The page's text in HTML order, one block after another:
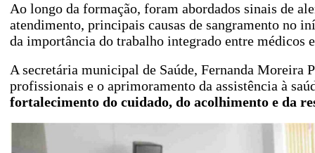
Ao longo da formação, foram abordados sinais de
atendimento, principais causas de sangramento no
da importância do trabalho integrado entre médicos
A secretária municipal de Saúde, Fernanda Moreira
profissionais e o aprimoramento da assistência à
fortalecimento do cuidado, do acolhimento e da